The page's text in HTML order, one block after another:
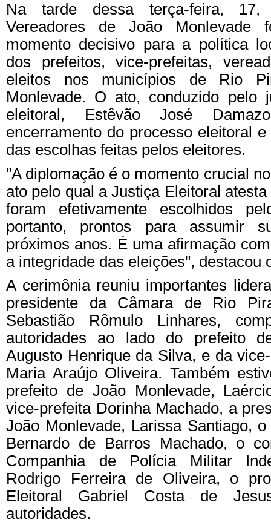
Na tarde dessa terça-feira,
Vereadores de João
momento decisivo para a política
dos prefeitos, vice-prefeitas,
eleitos nos municípios de Rio
Monlevade. O ato, conduzido pelo
eleitoral, Estêvão José
encerramento do processo eleitoral
das escolhas feitas pelos eleitores.
"A diplomação é o momento crucial
ato pelo qual a Justiça Eleitoral
foram efetivamente escolhidos
portanto, prontos para assumir
próximos anos. É uma afirmação
a integridade das eleições", destacou
A cerimônia reuniu importantes
presidente da Câmara de Rio
Sebastião Rômulo Linhares,
autoridades ao lado do prefeito
Augusto Henrique da Silva, e da
Maria Araújo Oliveira. Também
prefeito de João Monlevade,
vice-prefeita Dorinha Machado, a
João Monlevade, Larissa Santiago,
Bernardo de Barros Machado, o
Companhia de Polícia Militar
Rodrigo Ferreira de Oliveira, o
Eleitoral Gabriel Costa de
autoridades.